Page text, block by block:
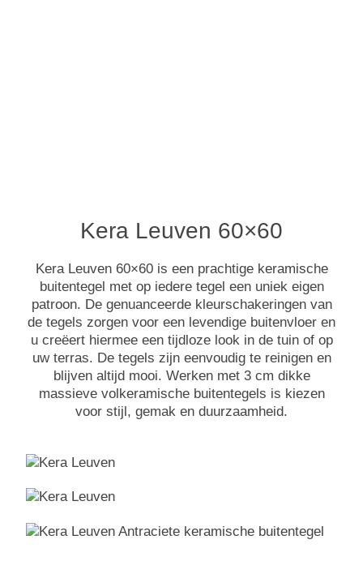
Kera Leuven 60×60
Kera Leuven 60×60 is een prachtige keramische
buitentegel met op iedere tegel een uniek eigen
patroon. De genuanceerde kleurschakeringen van
de tegels zorgen voor een levendige buitenvloer en
u creëert hiermee een tijdloze look in de tuin of op
uw terras. De tegels zijn eenvoudig te reinigen en
blijven altijd mooi. Werken met 3 cm dikke
massieve volkeramische buitentegels is kiezen
voor stijl, gemak en duurzaamheid.